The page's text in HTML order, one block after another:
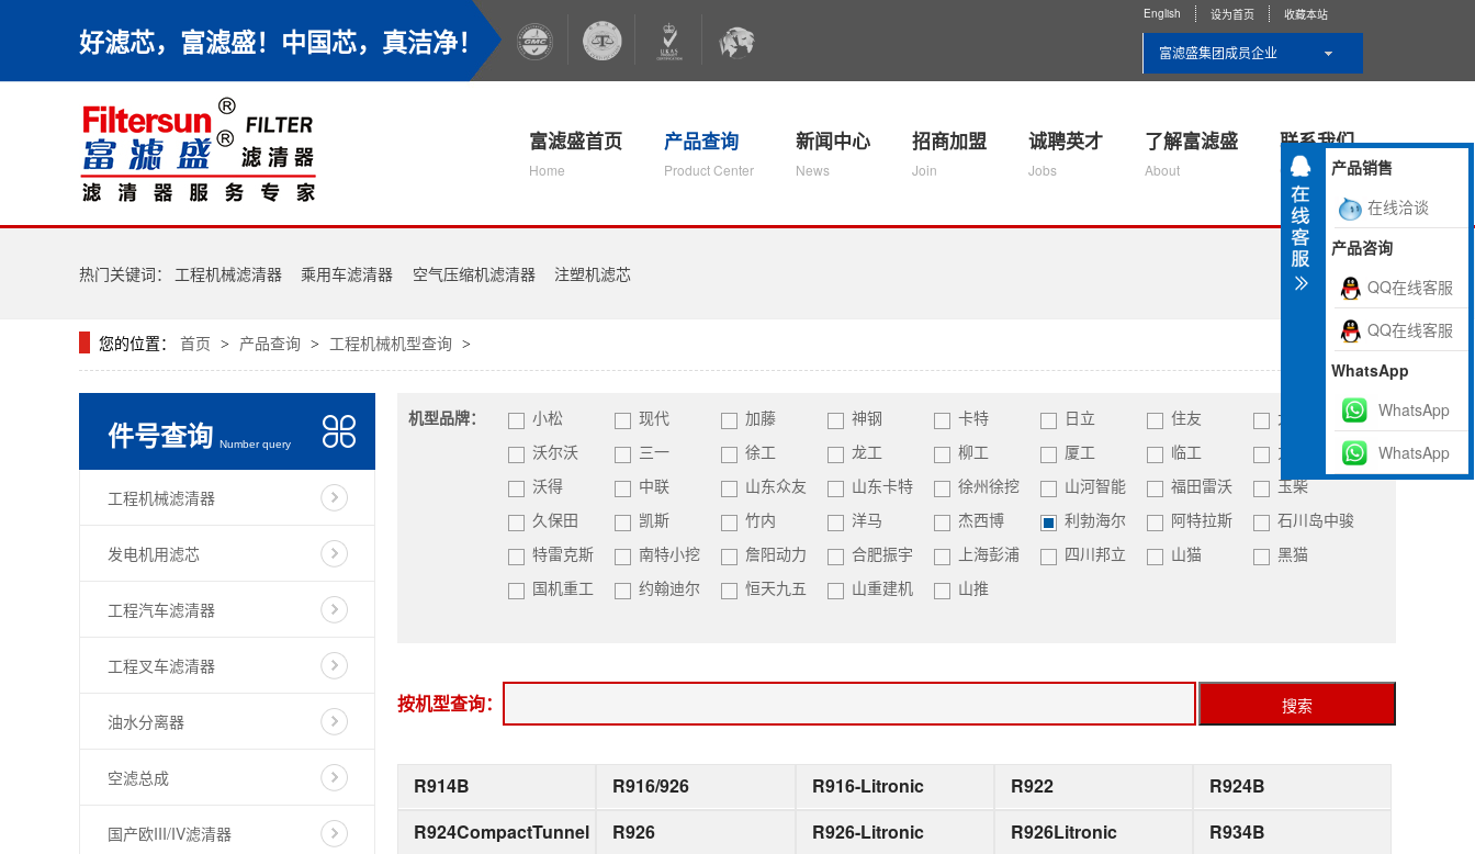
好滤芯，富滤盛！中国芯，真洁净！
English 设为首页 收藏本站
富滤盛集团成员企业
富滤盛首页
Home
产品查询
Product Center
新闻中心
News
招商加盟
Join
诚聘英才
Jobs
了解富滤盛
About
联系我们
Contact Us
热门关键词： 工程机械滤清器 乘用车滤清器 空气压缩机滤清器 注塑机滤芯
您的位置： 首页 > 产品查询 > 工程机械机型查询 >
件号查询 Number query
工程机械滤清器
发电机用滤芯
工程汽车滤清器
工程叉车滤清器
油水分离器
空滤总成
国产欧III/IV滤清器
机型品牌： 小松 现代 加藤 神钢 卡特 日立 住友
大宇
沃尔沃
三一 徐工 龙工 柳工 厦工 临工
力士德
沃得
中联 山东众友 山东卡特 徐州徐挖 山河智能 福田雷沃
玉柴
久保田
凯斯 竹内 洋马 杰西博 利勃海尔 阿特拉斯
石川岛中骏
特雷克斯
南特小挖 詹阳动力 合肥振宇 上海彭浦 四川邦立 山猫
黑猫
国机重工
约翰迪尔 恒天九五 山重建机 山推
按机型查询： 搜索
R914B R916/926 R916-Litronic R922
R924B
R924CompactTunnel
R926 R926-Litronic R926Litronic
R934B
产品销售
在线洽谈
产品咨询
QQ在线客服
QQ在线客服
WhatsApp
WhatsApp
WhatsApp